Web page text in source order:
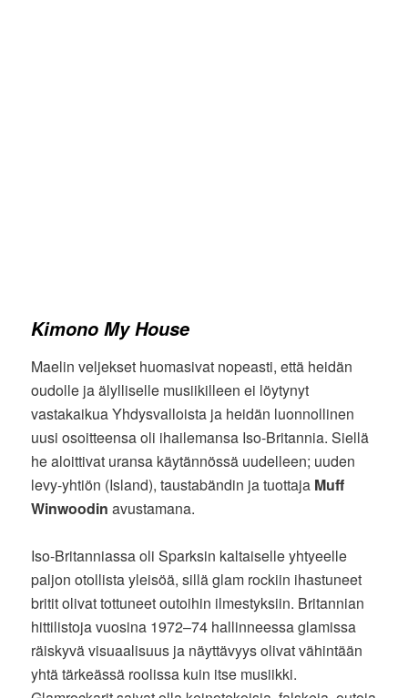
Kimono My House
Maelin veljekset huomasivat nopeasti, että heidän
oudolle ja älylliselle musiikilleen ei löytynyt
vastakaikua Yhdysvalloista ja heidän luonnollinen
uusi osoitteensa oli ihailemansa Iso-Britannia. Siellä
he aloittivat uransa käytännössä uudelleen; uuden
levy-yhtiön (Island), taustabändin ja tuottaja Muff
Winwoodin avustamana.
Iso-Britanniassa oli Sparksin kaltaiselle yhtyeelle
paljon otollista yleisöä, sillä glam rockiin ihastuneet
britit olivat tottuneet outoihin ilmestyksiin. Britannian
hittilistoja vuosina 1972–74 hallinneessa glamissa
räiskyvä visuaalisuus ja näyttävyys olivat vähintään
yhtä tärkeässä roolissa kuin itse musiikki.